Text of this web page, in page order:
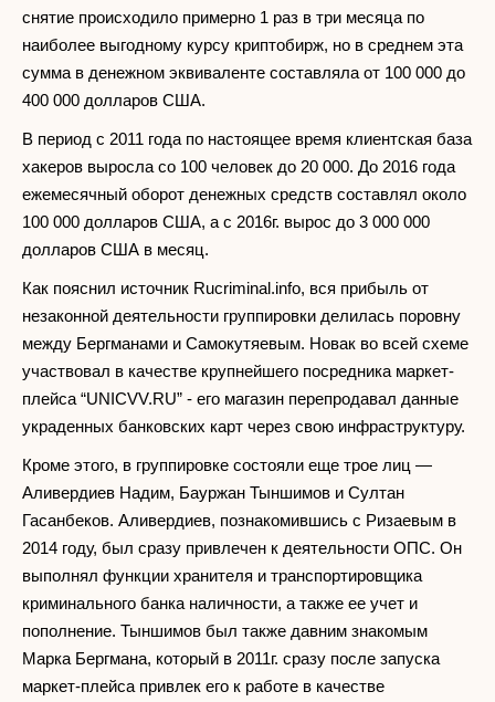
снятие происходило примерно 1 раз в три месяца по
наиболее выгодному курсу криптобирж, но в среднем эта
сумма в денежном эквиваленте составляла от 100 000 до
400 000 долларов США.
В период с 2011 года по настоящее время клиентская база
хакеров выросла со 100 человек до 20 000. До 2016 года
ежемесячный оборот денежных средств составлял около
100 000 долларов США, а с 2016г. вырос до 3 000 000
долларов США в месяц.
Как пояснил источник Rucriminal.info, вся прибыль от
незаконной деятельности группировки делилась поровну
между Бергманами и Самокутяевым. Новак во всей схеме
участвовал в качестве крупнейшего посредника маркет-
плейса “UNICVV.RU” - его магазин перепродавал данные
украденных банковских карт через свою инфраструктуру.
Кроме этого, в группировке состояли еще трое лиц —
Аливердиев Надим, Бауржан Тыншимов и Султан
Гасанбеков. Аливердиев, познакомившись с Ризаевым в
2014 году, был сразу привлечен к деятельности ОПС. Он
выполнял функции хранителя и транспортировщика
криминального банка наличности, а также ее учет и
пополнение. Тыншимов был также давним знакомым
Марка Бергмана, который в 2011г. сразу после запуска
маркет-плейса привлек его к работе в качестве